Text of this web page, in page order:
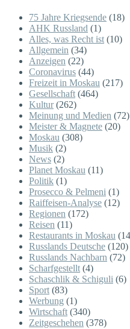
75 Jahre Kriegsende (18)
AHK Russland (1)
Alles, was Recht ist (10)
Allgemein (34)
Anzeigen (22)
Coronavirus (44)
Freizeit in Moskau (217)
Gesellschaft (464)
Kultur(262)
Meinung und Medien (72)
Meister & Magnete (20)
Moskau (308)
Musik (2)
News (2)
Planet Moskau (11)
Politik (1)
Prosecco & Pelmeni (1)
Raiffeisen-Analyse (12)
Regionen (172)
Reisen (11)
Restaurants in Moskau
Russlands Deutsche (120)
Russlands Nachbarn (72)
Scharfgestellt (4)
Schaschlik & Schiguli (6)
Sport (83)
Werbung (1)
Wirtschaft (340)
Zeitgeschehen (378)